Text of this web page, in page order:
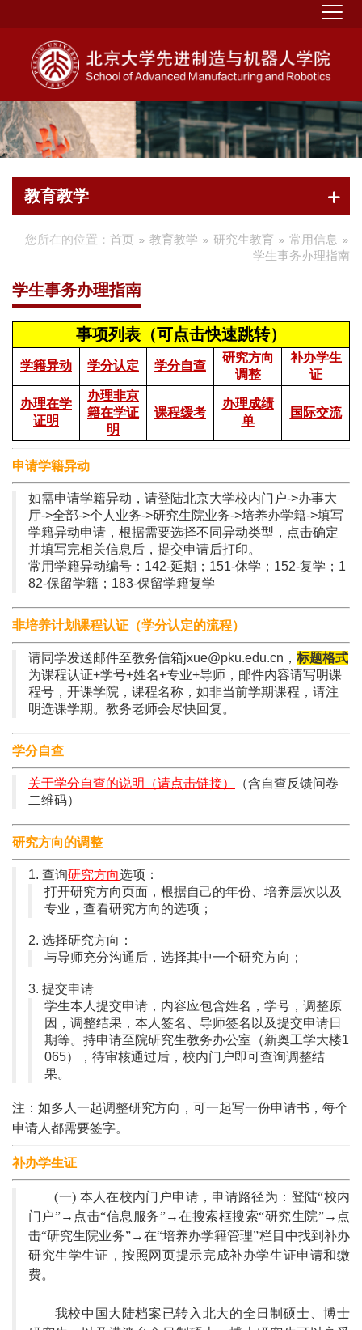
教育教学
您所在的位置： 首页 教育教学 研究生教育
常用信息
学生事务办理指南
学生事务办理指南
事项列表（可点击快速跳转）
学籍异动 学分认定 学分自查
研究方向
调整
补办学生
证
办理在学
证明
办理非京
籍在学证
明
课程缓考
办理成绩
单
国际交流
申请学籍异动
如需申请学籍异动，请登陆北京大学校内门户->办事大
厅->全部->个人业务->研究生院业务->培养办学籍->填写
学籍异动申请，根据需要选择不同异动类型，点击确定
并填写完相关信息后，提交申请后打印。
常用学籍异动编号：142-延期；151-休学；152-复学；1
82-保留学籍；183-保留学籍复学
非培养计划课程认证（学分认定的流程）
请同学发送邮件至教务信箱jxue@pku.edu.cn， 标题格式
为课程认证+学号+姓名+专业+导师，邮件内容请写明课
程号，开课学院，课程名称，如非当前学期课程，请注
明选课学期。教务老师会尽快回复。
学分自查
关于学分自查的说明（请点击链接）
（含自查反馈问卷
二维码）
研究方向的调整
1. 查询研究方向选项：
打开研究方向页面，根据自己的年份、培养层次以及
专业，查看研究方向的选项；
2. 选择研究方向：
与导师充分沟通后，选择其中一个研究方向；
3. 提交申请
学生本人提交申请，内容应包含姓名，学号，调整原
因，调整结果，本人签名、导师签名以及提交申请日
期等。持申请至院研究生教务办公室（新奥工学大楼1
065），待审核通过后，校内门户即可查询调整结
果。
注：如多人一起调整研究方向，可一起写一份申请书，每个
申请人都需要签字。
补办学生证
(一) 本人在校内门户申请，申请路径为： 登陆“校内
门户”→点击“信息服务”→在搜索框搜索“研究生院”→点
击“研究生院业务”→在“培养办学籍管理”栏目中找到 补办
研究生学生证，按照网页提示完成补办学生证申请和缴
费。
我校中国大陆档案已转入北大的全日制硕士、博士